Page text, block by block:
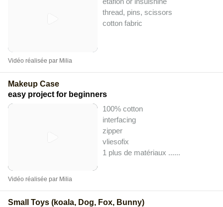
thread, pins, scissors
cotton fabric
Vidéo réalisée par Milia
Makeup Case
easy project for beginners
100% cotton
interfacing
zipper
vliesofix
1 plus de matériaux ......
Vidéo réalisée par Milia
Small Toys (koala, Dog, Fox, Bunny)